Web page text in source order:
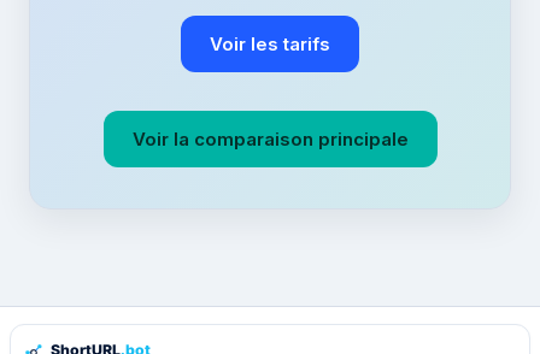
Voir les tarifs
Voir la comparaison principale